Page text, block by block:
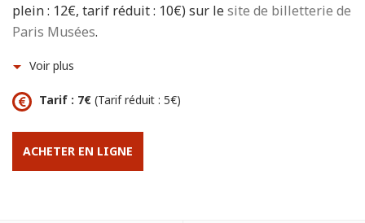
plein : 12€, tarif réduit : 10€) sur lesite de billetterie de
Paris Musées.
Voir plus
Tarif : 7€ (Tarif réduit : 5€)
ACHETER EN LIGNE